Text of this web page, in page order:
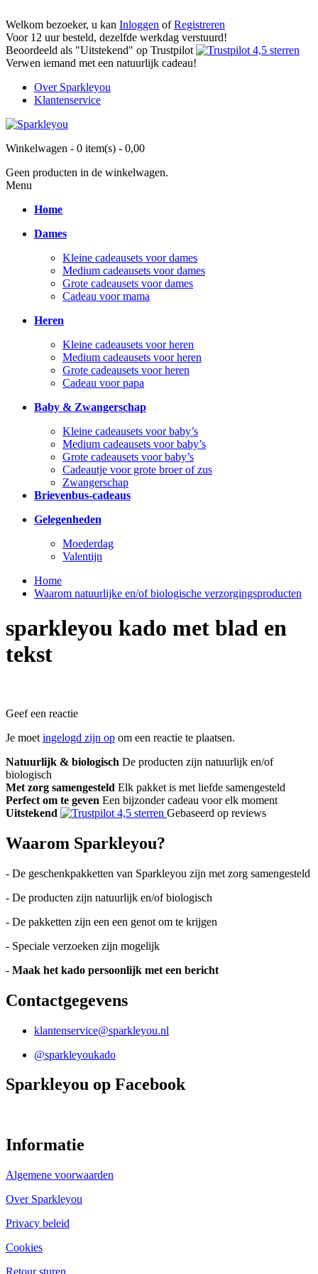
Welkom bezoeker, u kan Inloggen ofRegistreren
Voor 12 uur besteld, dezelfde werkdag verstuurd!
Beoordeeld als "Uitstekend" op Trustpilot
Verwen iemand met een natuurlijk cadeau!
Over Sparkleyou
Klantenservice
Winkelwagen - 0 item(s) - 0,00
Geen producten in de winkelwagen.
Menu
Home
Dames
Kleine cadeausets voor dames
Medium cadeausets voor dames
Grote cadeausets voor dames
Cadeau voor mama
Heren
Kleine cadeausets voor heren
Medium cadeausets voor heren
Grote cadeausets voor heren
Cadeau voor papa
Baby & Zwangerschap
Kleine cadeausets voor baby’s
Medium cadeausets voor baby’s
Grote cadeausets voor baby’s
Cadeautje voor grote broer of zus
Zwangerschap
Brievenbus-cadeaus
Gelegenheden
Moederdag
Valentijn
Home
Waarom natuurlijke en/of biologische verzorgingsproducten
sparkleyou kado met blad en
tekst
Geef een reactie
Je moet ingelogd zijn op om een reactie te plaatsen.
Natuurlijk & biologisch De producten zijn natuurlijk en/of
biologisch
Met zorg samengesteld Elk pakket is met liefde samengesteld
Perfect om te geven Een bijzonder cadeau voor elk moment
Uitstekend
Gebaseerd op reviews
Waarom Sparkleyou?
- De geschenkpakketten van Sparkleyou zijn met zorg samengesteld
- De producten zijn natuurlijk en/of biologisch
- De pakketten zijn een een genot om te krijgen
- Speciale verzoeken zijn mogelijk
- Maak het kado persoonlijk met een bericht
Contactgegevens
klantenservice@sparkleyou.nl
@sparkleyoukado
Sparkleyou op Facebook
Informatie
Algemene voorwaarden
Over Sparkleyou
Privacy beleid
Cookies